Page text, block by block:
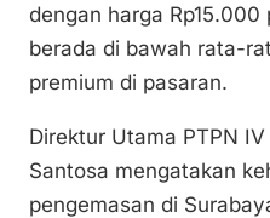
dengan harga
berada di bawah rata-
premium di pasaran.
Direktur Utama PTPN
Santosa mengatakan
pengemasan di